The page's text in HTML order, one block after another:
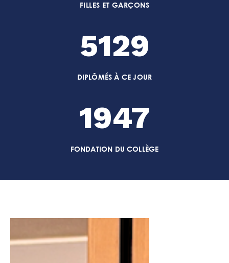
FILLES ET GARÇONS
5129
DIPLÔMÉS À CE JOUR
1947
FONDATION DU COLLÈGE